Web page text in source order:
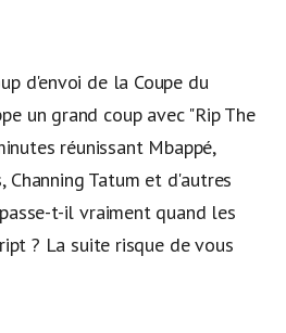
d'envoi de la Coupe du
un grand coup avec "Rip The
réunissant Mbappé,
Channing Tatum et d'autres
t-il vraiment quand les
? La suite risque de vous